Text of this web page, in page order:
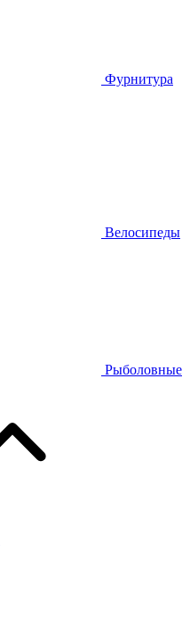
Фурнитура
Велосипеды
Рыболовные